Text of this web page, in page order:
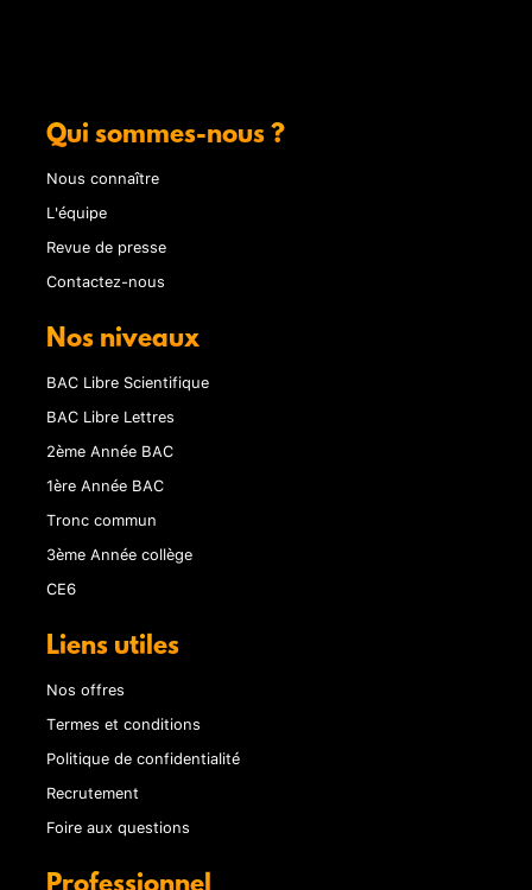
Qui sommes-nous ?
Nous connaître
L'équipe
Revue de presse
Contactez-nous
Nos niveaux
BAC Libre Scientifique
BAC Libre Lettres
2ème Année BAC
1ère Année BAC
Tronc commun
3ème Année collège
CE6
Liens utiles
Nos offres
Termes et conditions
Politique de confidentialité
Recrutement
Foire aux questions